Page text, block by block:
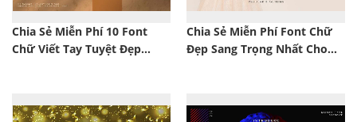
Chia Sẻ Miễn Phí 10 Font
Chữ Viết Tay Tuyệt Đẹp
Chia Sẻ Miễn Phí Font Chữ
Đẹp Sang Trọng Nhất Cho